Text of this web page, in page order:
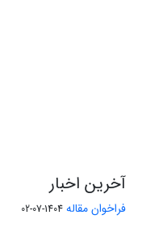
آخرین اخبار
فراخوان مقاله 1404-07-02